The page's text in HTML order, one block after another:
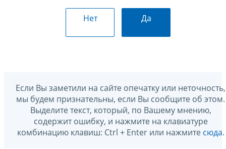
Нет Да
Если Вы заметили на сайте опечатку или неточность,
мы будем признательны, если Вы сообщите об этом.
Выделите текст, который, по Вашему мнению,
содержит ошибку, и нажмите на клавиатуре
комбинацию клавиш: Ctrl + Enter или нажмите сюда.